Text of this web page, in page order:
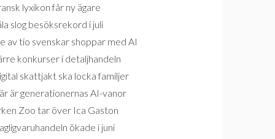
lyxikon får ny ägare
slog besöksrekord i juli
av tio svenskar shoppar med AI
konkurser i detaljhandeln
skattjakt ska locka familjer
är generationernas AI-vanor
Zoo tar över Ica Gaston
ökade i juni